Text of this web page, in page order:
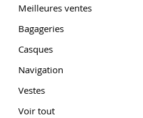
Meilleures ventes
Bagageries
Casques
Navigation
Vestes
Voir tout